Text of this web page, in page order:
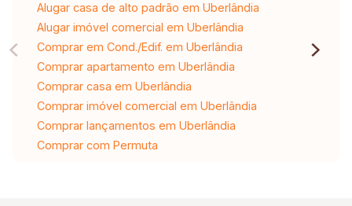
Alugar casa de alto padrão em Uberlândia
Alugar imóvel comercial em Uberlândia
Comprar em Cond./Edif. em Uberlândia
Comprar apartamento em Uberlândia
Comprar casa em Uberlândia
Comprar imóvel comercial em Uberlândia
Comprar lançamentos em Uberlândia
Comprar com Permuta